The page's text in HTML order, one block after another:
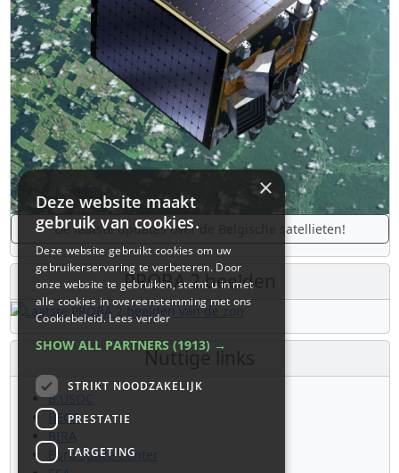
De laatste updates over de Belgische satellieten!
PROBA 2 beelden
Nuttige links
B.USOC
BEOP
BIRA
Euro Space Center
×
Deze website maakt
gebruik van cookies.
Deze website gebruikt cookies om uw
gebruikerservaring te verbeteren. Door
onze website te gebruiken, stemt u in met
alle cookies in overeenstemming met ons
Cookiebeleid.Lees verder
SHOW ALL PARTNERS (1913) →
STRIKT NOODZAKELIJK
PRESTATIE
TARGETING